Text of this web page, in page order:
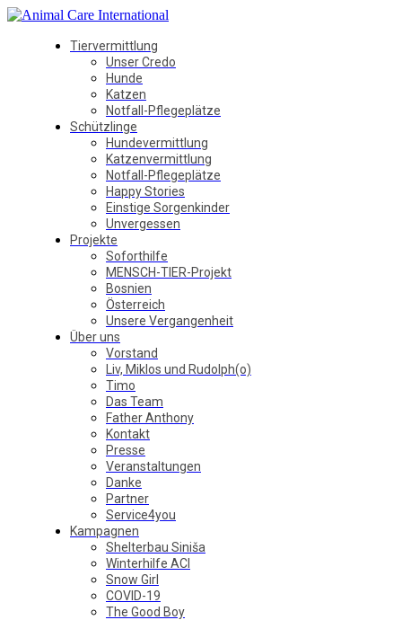
Tiervermittlung
Unser Credo
Hunde
Katzen
Notfall-Pflegeplätze
Schützlinge
Hundevermittlung
Katzenvermittlung
Notfall-Pflegeplätze
Happy Stories
Einstige Sorgenkinder
Unvergessen
Projekte
Soforthilfe
MENSCH-TIER-Projekt
Bosnien
Österreich
Unsere Vergangenheit
Über uns
Vorstand
Liv, Miklos und Rudolph(o)
Timo
Das Team
Father Anthony
Kontakt
Presse
Veranstaltungen
Danke
Partner
Service4you
Kampagnen
Shelterbau Siniša
Winterhilfe ACI
Snow Girl
COVID-19
The Good Boy